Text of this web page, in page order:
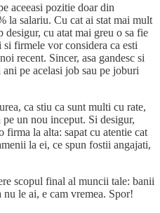
aceeasi pozitie doar din
la salariu. Cu cat ai stat mai mult
desigur, cu atat mai greu o sa fie
firmele vor considera ca esti
recent. Sincer, asa gandesc si
pe acelasi job sau pe joburi
ca stiu ca sunt multi cu rate,
un nou inceput. Si desigur,
firma la alta: sapat cu atentie cat
la ei, ce spun fostii angajati,
scopul final al muncii tale: banii
le ai, e cam vremea. Spor!